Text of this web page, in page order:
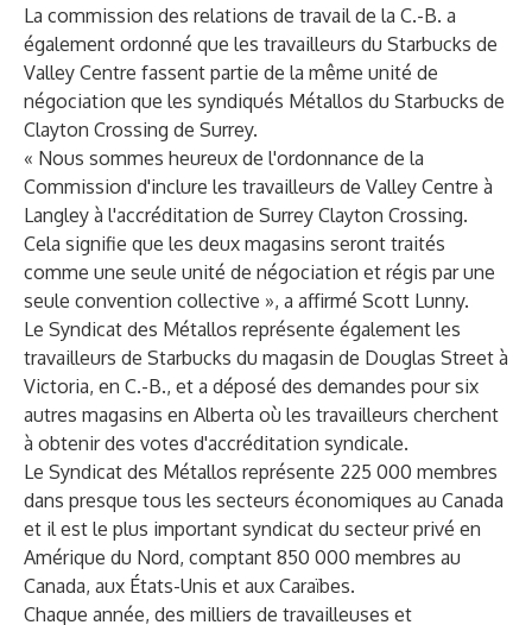
La commission des relations de travail de la C.-B. a
également ordonné que les travailleurs du Starbucks de
Valley Centre fassent partie de la même unité de
négociation que les syndiqués Métallos du Starbucks de
Clayton Crossing de Surrey.
« Nous sommes heureux de l'ordonnance de la
Commission d'inclure les travailleurs de Valley Centre à
Langley à l'accréditation de Surrey Clayton Crossing.
Cela signifie que les deux magasins seront traités
comme une seule unité de négociation et régis par une
seule convention collective », a affirmé Scott Lunny.
Le Syndicat des Métallos représente également les
travailleurs de Starbucks du magasin de Douglas Street à
Victoria, en C.-B., et a déposé des demandes pour six
autres magasins en Alberta où les travailleurs cherchent
à obtenir des votes d'accréditation syndicale.
Le Syndicat des Métallos représente 225 000 membres
dans presque tous les secteurs économiques au Canada
et il est le plus important syndicat du secteur privé en
Amérique du Nord, comptant 850 000 membres au
Canada, aux États-Unis et aux Caraïbes.
Chaque année, des milliers de travailleuses et